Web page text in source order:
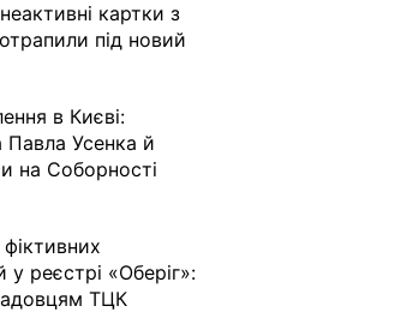
картки з
під новий
в Києві:
Павла Усенка й
на Соборності
у реєстрі «Оберіг»:
ТЦК